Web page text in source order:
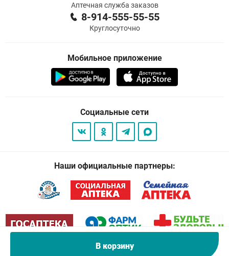
В корзину
Аптечная служба заказов
8-914-555-55-55
Круглосуточно
Мобильное приложение
Социальные сети
Наши официальные партнеры: